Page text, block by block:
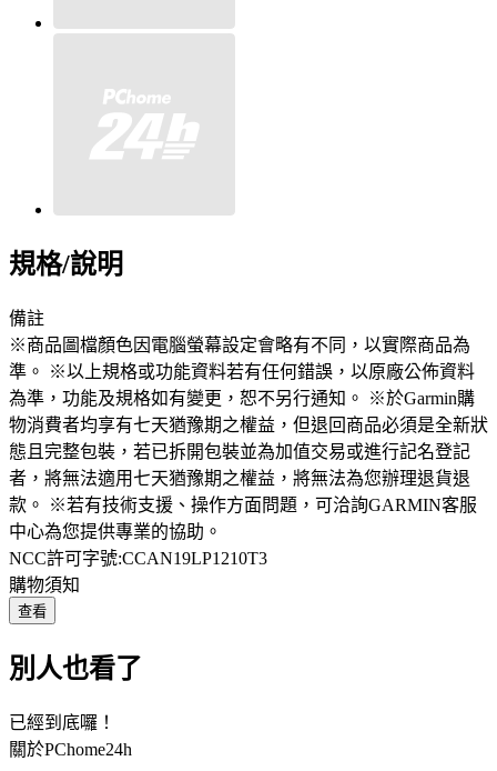
規格/說明
備註
※商品圖檔顏色因電腦螢幕設定會略有不同，以實際商品為
準。 ※以上規格或功能資料若有任何錯誤，以原廠公佈資料
為準，功能及規格如有變更，恕不另行通知。 ※於Garmin購
物消費者均享有七天猶豫期之權益，但退回商品必須是全新狀
態且完整包裝，若已拆開包裝並為加值交易或進行記名登記
者，將無法適用七天猶豫期之權益，將無法為您辦理退貨退
款。 ※若有技術支援、操作方面問題，可洽詢GARMIN客服
中心為您提供專業的協助。
NCC許可字號:CCAN19LP1210T3
購物須知
查看
別人也看了
已經到底囉！
關於PChome24h